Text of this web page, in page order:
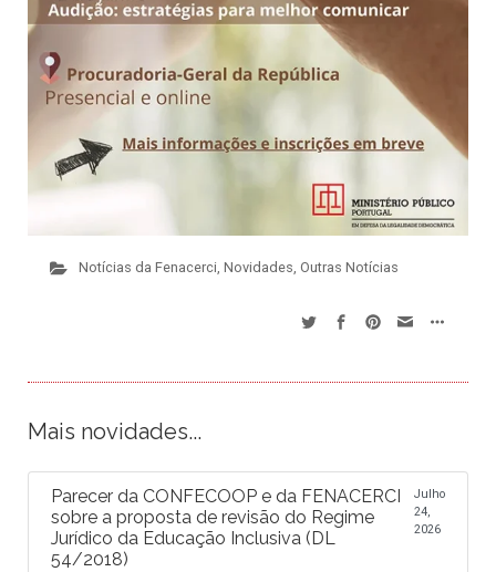
Notícias da Fenacerci, Novidades, Outras Notícias
Mais novidades...
Parecer da CONFECOOP e da FENACERCI
sobre a proposta de revisão do Regime
Jurídico da Educação Inclusiva (DL
54/2018)
Julho
24,
2026